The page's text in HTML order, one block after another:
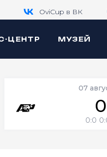
OviCup в ВК
ЦЕНТР МУЗЕЙ
07
0:0